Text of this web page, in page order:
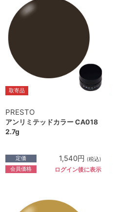
取寄品
PRESTO
アンリミテッドカラー CA018
2.7g
定価 1,540円 (税込)
会員価格 ログイン後に表示